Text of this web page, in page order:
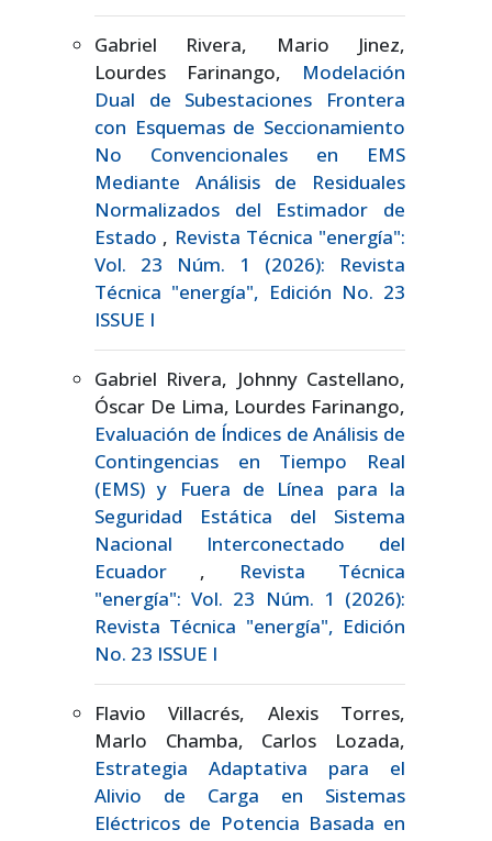
Gabriel Rivera, Mario Jinez,
Lourdes Farinango, Modelación
Dual de Subestaciones Frontera
con Esquemas de Seccionamiento
No Convencionales en EMS
Mediante Análisis de Residuales
Normalizados del Estimador de
Estado , Revista Técnica "energía":
Vol. 23 Núm. 1 (2026): Revista
Técnica "energía", Edición No. 23
ISSUE I
Gabriel Rivera, Johnny Castellano,
Óscar De Lima, Lourdes Farinango,
Evaluación de Índices de Análisis de
Contingencias en Tiempo Real
(EMS) y Fuera de Línea para la
Seguridad Estática del Sistema
Nacional Interconectado del
Ecuador ,
Revista Técnica
"energía": Vol. 23 Núm. 1 (2026):
Revista Técnica "energía", Edición
No. 23 ISSUE I
Flavio Villacrés, Alexis Torres,
Marlo Chamba, Carlos Lozada,
Estrategia Adaptativa para el
Alivio de Carga en Sistemas
Eléctricos de Potencia Basada en